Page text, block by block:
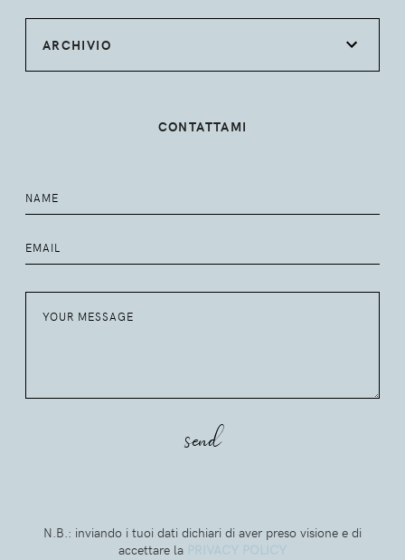
ARCHIVIO
CONTATTAMI
N.B.: inviando i tuoi dati dichiari di aver preso visione e di
accettare la